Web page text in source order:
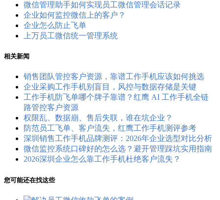
微信管理助手如何实现员工微信管理会话记录
企业如何监控微信上的客户？
企业怎么防止飞单
上万员工微信统一管理系统
相关新闻
销售团队管控客户资源，靠谱工作手机应该如何挑选
企业采购工作手机别盲目，风控与数据存储是关键
工作手机防飞单哪个牌子靠谱？红鹰 AI 工作手机全链
路管控客户资源
权限乱、数据崩、售后失联，谁在坑企业？
防范员工飞单、客户流失，红鹰工作手机测评参考
深圳销售工作手机品牌测评：2026年企业选型对比分析
微信监控系统口碑好的怎么选？避开管理踩坑实用指南
2026深圳企业怎么靠工作手机杜绝客户流失？
您可能还在找这些